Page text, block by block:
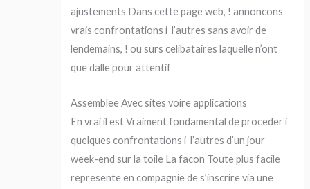
ajustements Dans cette page web, ! annoncons
vrais confrontations i l’autres sans avoir de
lendemains, ! ou surs celibataires laquelle n’ont
que dalle pour attentif
Assemblee Avec sites voire applications
En vrai il est Vraiment fondamental de proceder i
quelques confrontations i l’autres d’un jour
week-end sur la toile La facon Toute plus facile
represente en compagnie de s’inscrire via une